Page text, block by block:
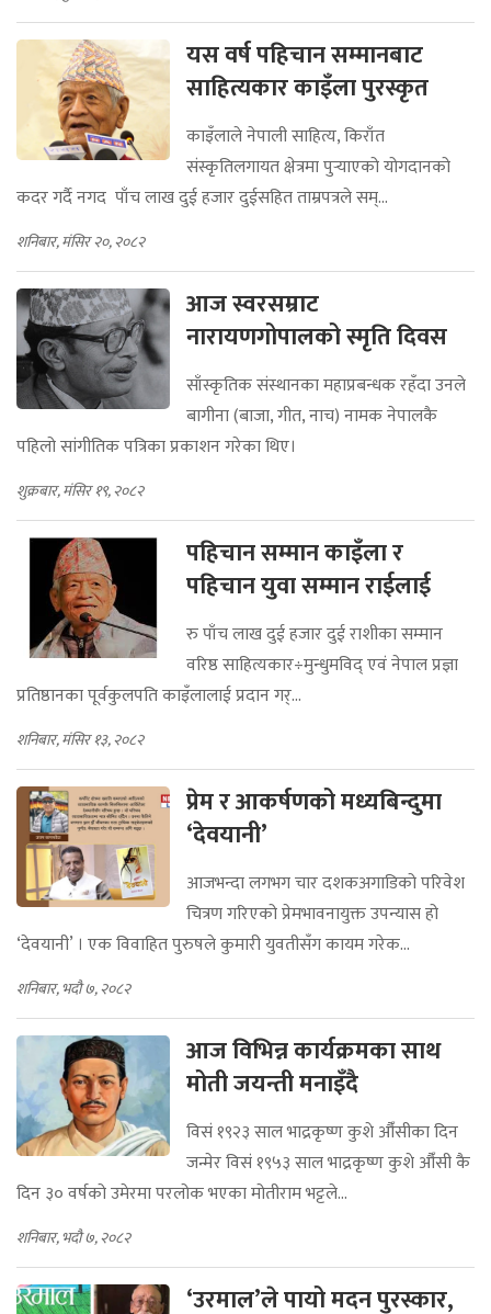
शनिबार, पुस १२, २०८२
यस वर्ष पहिचान सम्मानबाट
साहित्यकार काइँला पुरस्कृत
काइँलाले नेपाली साहित्य, किराँत
संस्कृतिलगायत क्षेत्रमा पुर्‍याएको योगदानको
कदर गर्दै नगद पाँच लाख दुई हजार दुईसहित ताम्रपत्रले सम्...
शनिबार, मंसिर २०, २०८२
आज स्वरसम्राट
नारायणगोपालको स्मृति दिवस
साँस्कृतिक संस्थानका महाप्रबन्धक रहँदा उनले
बागीना (बाजा, गीत, नाच) नामक नेपालकै
पहिलो सांगीतिक पत्रिका प्रकाशन गरेका थिए।
शुक्रबार, मंसिर १९, २०८२
पहिचान सम्मान काइँला र
पहिचान युवा सम्मान राईलाई
रु पाँच लाख दुई हजार दुई राशीका सम्मान
वरिष्ठ साहित्यकार÷मुन्धुमविद् एवं नेपाल प्रज्ञा
प्रतिष्ठानका पूर्वकुलपति काइँलालाई प्रदान गर्...
शनिबार, मंसिर १३, २०८२
प्रेम र आकर्षणको मध्यबिन्दुमा
‘देवयानी’
आजभन्दा लगभग चार दशकअगाडिको परिवेश
चित्रण गरिएको प्रेमभावनायुक्त उपन्यास हो
‘देवयानी’ । एक विवाहित पुरुषले कुमारी युवतीसँग कायम गरेक...
शनिबार, भदौ ७, २०८२
आज विभिन्न कार्यक्रमका साथ
मोती जयन्ती मनाइँदै
विसं १९२३ साल भाद्रकृष्ण कुशे औँसीका दिन
जन्मेर विसं १९५३ साल भाद्रकृष्ण कुशे औँसी कै
दिन ३० वर्षको उमेरमा परलोक भएका मोतीराम भट्टले...
शनिबार, भदौ ७, २०८२